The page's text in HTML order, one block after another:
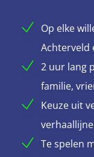
Op elke
Achterveld
2 uur lang
familie,
Keuze uit
Te spelen